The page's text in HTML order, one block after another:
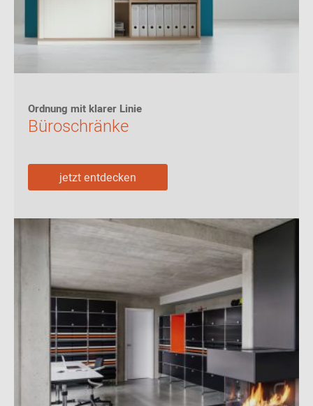
Ordnung mit klarer Linie
Büroschränke
jetzt entdecken